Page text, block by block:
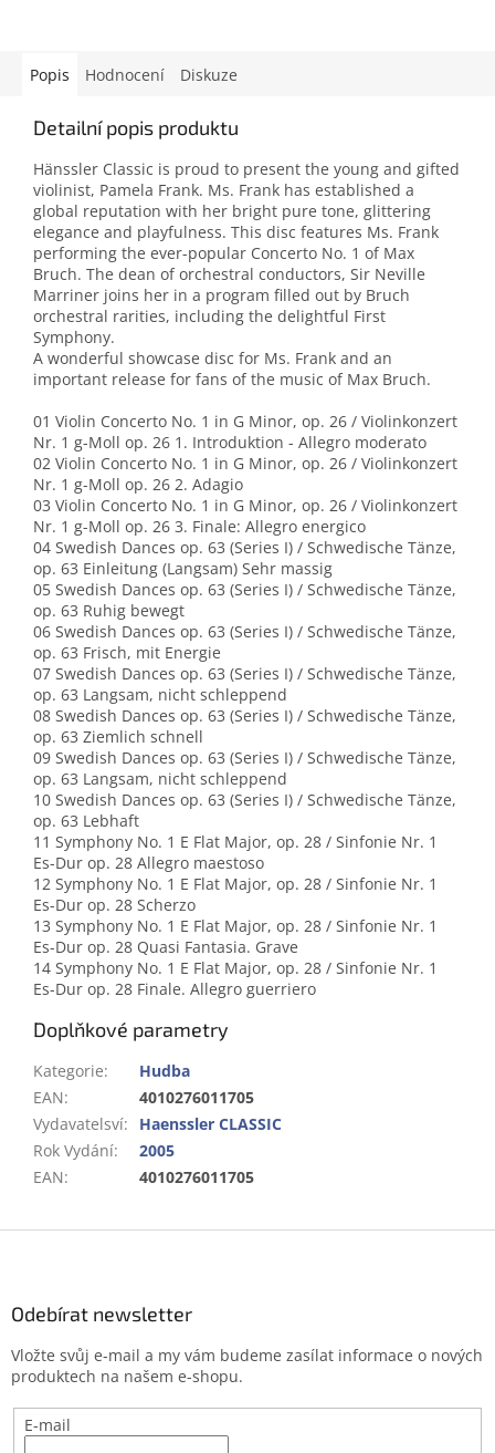
Popis Hodnocení Diskuze
Detailní popis produktu
Hänssler Classic is proud to present the young and gifted
violinist, Pamela Frank. Ms. Frank has established a
global reputation with her bright pure tone, glittering
elegance and playfulness. This disc features Ms. Frank
performing the ever-popular Concerto No. 1 of Max
Bruch. The dean of orchestral conductors, Sir Neville
Marriner joins her in a program filled out by Bruch
orchestral rarities, including the delightful First
Symphony.
A wonderful showcase disc for Ms. Frank and an
important release for fans of the music of Max Bruch.
01 Violin Concerto No. 1 in G Minor, op. 26 / Violinkonzert
Nr. 1 g-Moll op. 26 1. Introduktion - Allegro moderato
02 Violin Concerto No. 1 in G Minor, op. 26 / Violinkonzert
Nr. 1 g-Moll op. 26 2. Adagio
03 Violin Concerto No. 1 in G Minor, op. 26 / Violinkonzert
Nr. 1 g-Moll op. 26 3. Finale: Allegro energico
04 Swedish Dances op. 63 (Series I) / Schwedische Tänze,
op. 63 Einleitung (Langsam) Sehr massig
05 Swedish Dances op. 63 (Series I) / Schwedische Tänze,
op. 63 Ruhig bewegt
06 Swedish Dances op. 63 (Series I) / Schwedische Tänze,
op. 63 Frisch, mit Energie
07 Swedish Dances op. 63 (Series I) / Schwedische Tänze,
op. 63 Langsam, nicht schleppend
08 Swedish Dances op. 63 (Series I) / Schwedische Tänze,
op. 63 Ziemlich schnell
09 Swedish Dances op. 63 (Series I) / Schwedische Tänze,
op. 63 Langsam, nicht schleppend
10 Swedish Dances op. 63 (Series I) / Schwedische Tänze,
op. 63 Lebhaft
11 Symphony No. 1 E Flat Major, op. 28 / Sinfonie Nr. 1
Es-Dur op. 28 Allegro maestoso
12 Symphony No. 1 E Flat Major, op. 28 / Sinfonie Nr. 1
Es-Dur op. 28 Scherzo
13 Symphony No. 1 E Flat Major, op. 28 / Sinfonie Nr. 1
Es-Dur op. 28 Quasi Fantasia. Grave
14 Symphony No. 1 E Flat Major, op. 28 / Sinfonie Nr. 1
Es-Dur op. 28 Finale. Allegro guerriero
Doplňkové parametry
Kategorie:
Hudba
EAN:
4010276011705
Vydavatelsví:
Haenssler CLASSIC
Rok Vydání:
2005
EAN: 4010276011705
Odebírat newsletter
Vložte svůj e-mail a my vám budeme zasílat informace o nových
produktech na našem e-shopu.
E-mail